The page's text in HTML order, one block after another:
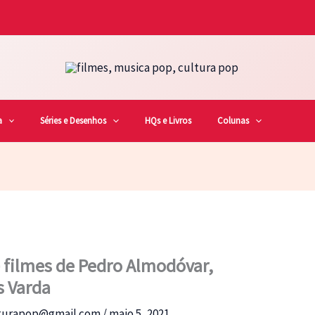
Séries e Desenhos HQs e Livros Colunas
filmes de Pedro Almodóvar,
Varda